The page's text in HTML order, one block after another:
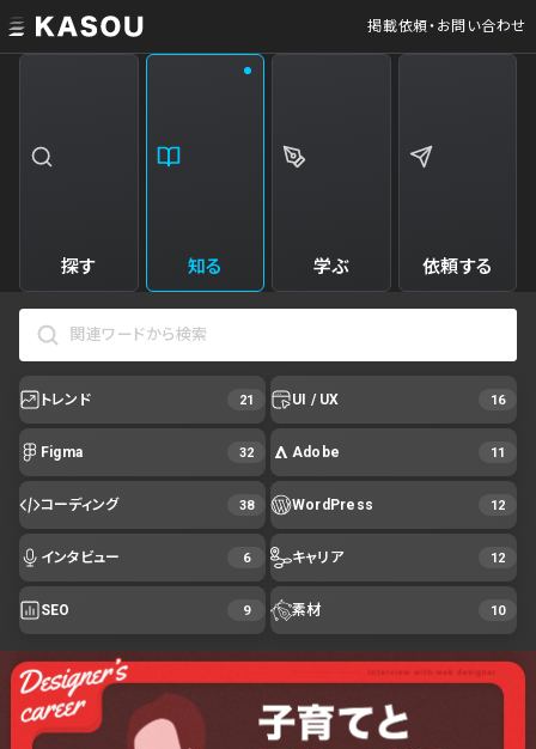
掲載依頼・お問い合わせ
探す 知る 学ぶ 依頼する
トレンド 21 UI / UX 16
Figma 32 Adobe 11
コーディング 38 WordPress 12
インタビュー 6 キャリア 12
SEO 9 素材 10